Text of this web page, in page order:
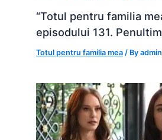
“Totul pentru familia
episodului 131.
Totul pentru familia mea / Byadmin